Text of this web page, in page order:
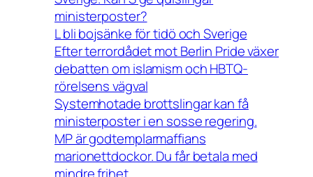
ministerposter?
L bli bojsänke för tidö och Sverige
Efter terrordådet mot Berlin Pride växer
debatten om islamism och HBTQ-
rörelsens vägval
Systemhotade brottslingar kan få
ministerposter i en sosse regering.
MP är godtemplarmaffians
marionettdockor. Du får betala med
mindre frihet.